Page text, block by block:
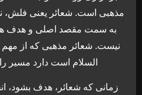
مذهبی است. شعائر یعنی فلش،
به سمت مقصد اصلی و هدف
نیست. شعائر مذهبی که از مهم
السلام است دارد مسیر
زمانی که شعائر، هدف بشود،